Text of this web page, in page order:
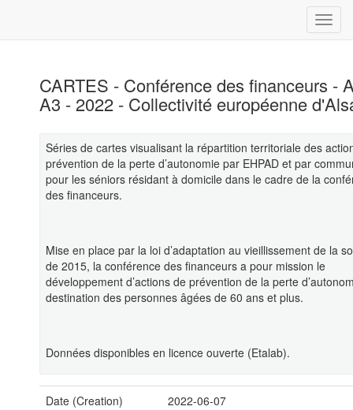
CARTES - Conférence des financeurs -
A3 - 2022 - Collectivité européenne
Séries de cartes visualisant la répartition territoriale des
prévention de la perte d’autonomie par EHPAD et par
pour les séniors résidant à domicile dans le cadre de la
des financeurs.
Mise en place par la loi d’adaptation au vieillissement de la
de 2015, la conférence des financeurs a pour mission le
développement d’actions de prévention de la perte
destination des personnes âgées de 60 ans et plus.
Données disponibles en licence ouverte (Etalab).
Date (Creation)
2022-06-07